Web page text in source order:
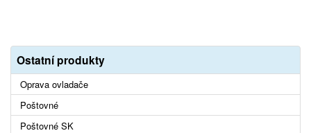
Ostatní produkty
Oprava ovladače
Poštovné
Poštovné SK